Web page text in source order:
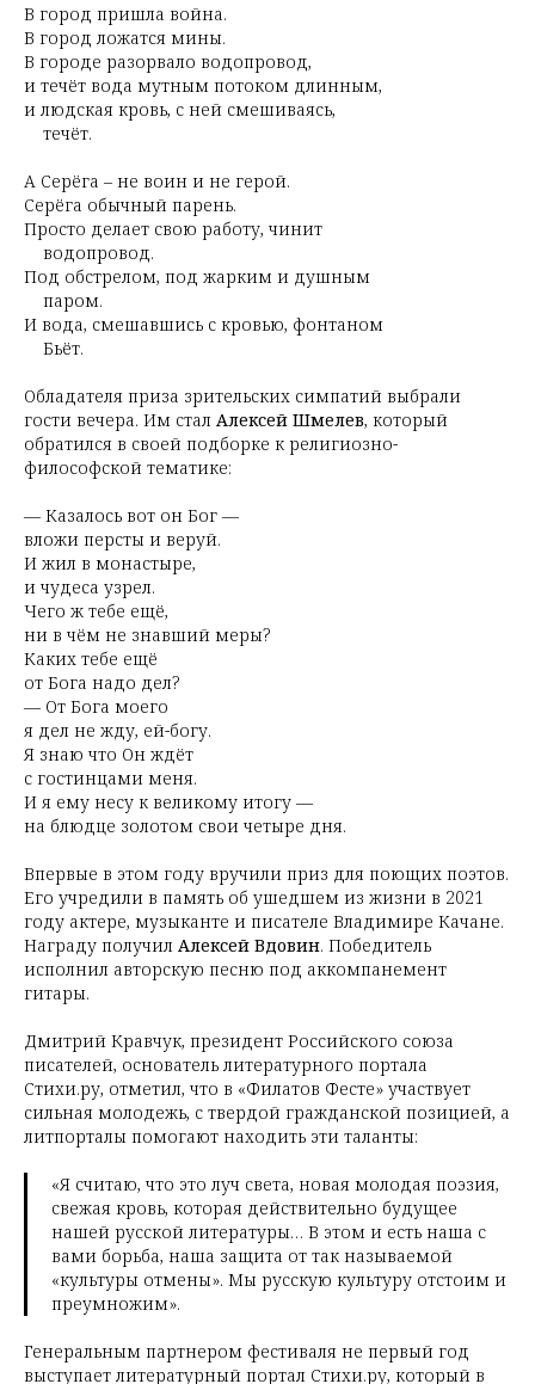
В город пришла война.
В город ложатся мины.
В городе разорвало водопровод,
и течёт вода мутным потоком длинным,
и людская кровь, с ней смешиваясь,
течёт.
А Серёга – не воин и не герой.
Серёга обычный парень.
Просто делает свою работу, чинит
водопровод.
Под обстрелом, под жарким и душным
паром.
И вода, смешавшись с кровью, фонтаном
Бьёт.
Обладателя приза зрительских симпатий выбрали
гости вечера. Им стал Алексей Шмелев, который
обратился в своей подборке к религиозно-
философской тематике:
— Казалось вот он Бог —
вложи персты и веруй.
И жил в монастыре,
и чудеса узрел.
Чего ж тебе ещё,
ни в чём не знавший меры?
Каких тебе ещё
от Бога надо дел?
— От Бога моего
я дел не жду, ей-богу.
Я знаю что Он ждёт
с гостинцами меня.
И я ему несу к великому итогу —
на блюдце золотом свои четыре дня.
Впервые в этом году вручили приз для поющих поэтов.
Его учредили в память об ушедшем из жизни в 2021
году актере, музыканте и писателе Владимире Качане.
Награду получил Алексей Вдовин. Победитель
исполнил авторскую песню под аккомпанемент
гитары.
Дмитрий Кравчук, президент Российского союза
писателей, основатель литературного портала
Стихи.ру, отметил, что в «Филатов Фесте» участвует
сильная молодежь, с твердой гражданской позицией, а
литпорталы помогают находить эти таланты:
«Я считаю, что это луч света, новая молодая поэзия,
свежая кровь, которая действительно будущее
нашей русской литературы… В этом и есть наша с
вами борьба, наша защита от так называемой
«культуры отмены». Мы русскую культуру отстоим и
преумножим».
Генеральным партнером фестиваля не первый год
выступает литературный портал Стихи.ру, который в